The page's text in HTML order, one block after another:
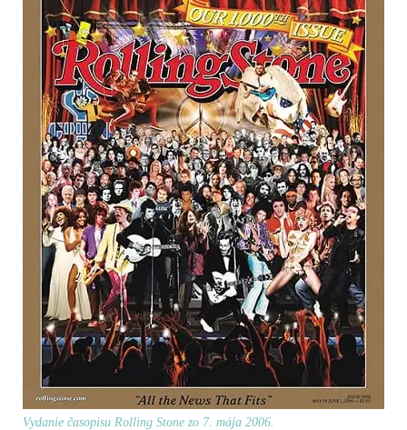
Vydanie časopisu Rolling Stone zo 7. mája 2006.